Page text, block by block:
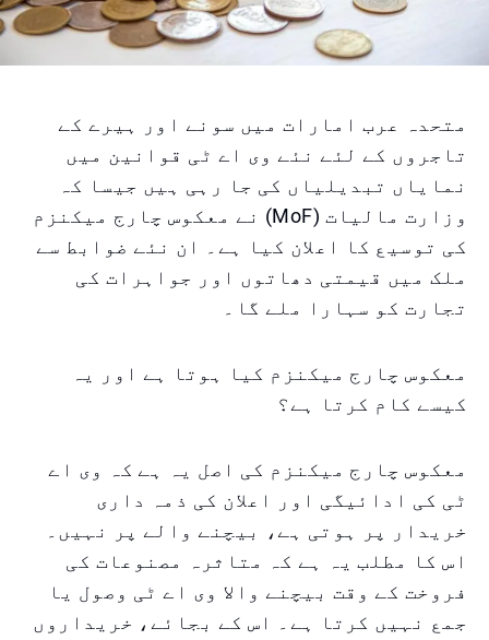
متحدہ عرب امارات میں سونے اور ہیرے کے
تاجروں کے لئے نئے وی اے ٹی قوانین میں
نمایاں تبدیلیاں کی جا رہی ہیں جیسا کہ
وزارت مالیات (MoF) نے معکوس چارج میکنزم
کی توسیع کا اعلان کیا ہے۔ ان نئے ضوابط سے
ملک میں قیمتی دھاتوں اور جواہرات کی
تجارت کو سہارا ملے گا۔
معکوس چارج میکنزم کیا ہوتا ہے اور یہ
کیسے کام کرتا ہے؟
معکوس چارج میکنزم کی اصل یہ ہے کہ وی اے
ٹی کی ادائیگی اور اعلان کی ذمہ داری
خریدار پر ہوتی ہے، بیچنے والے پر نہیں۔
اس کا مطلب یہ ہے کہ متاثرہ مصنوعات کی
فروخت کے وقت بیچنے والا وی اے ٹی وصول یا
جمع نہیں کرتا ہے۔ اس کے بجائے، خریداروں